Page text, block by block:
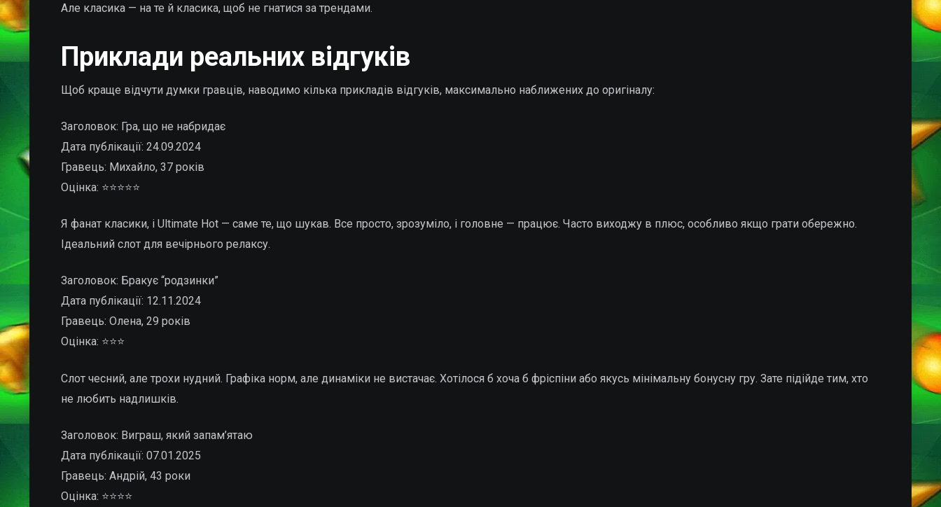
Але класика — на те й класика, щоб не гнатися за трендами.
Приклади реальних відгуків
Щоб краще відчути думки гравців, наводимо кілька прикладів відгуків, максимально наближених до оригіналу:
Заголовок: Гра, що не набридає
Дата публікації: 24.09.2024
Гравець: Михайло, 37 років
Оцінка: ⭐⭐⭐⭐⭐
Я фанат класики, і Ultimate Hot — саме те, що шукав. Все просто, зрозуміло, і головне — працює. Часто виходжу в плюс, особливо якщо грати обережно.
Ідеальний слот для вечірнього релаксу.
Заголовок: Бракує “родзинки”
Дата публікації: 12.11.2024
Гравець: Олена, 29 років
Оцінка: ⭐⭐⭐
Слот чесний, але трохи нудний. Графіка норм, але динаміки не вистачає. Хотілося б хоча б фріспіни або якусь мінімальну бонусну гру. Зате підійде тим, хто
не любить надлишків.
Заголовок: Виграш, який запам’ятаю
Дата публікації: 07.01.2025
Гравець: Андрій, 43 роки
Оцінка: ⭐⭐⭐⭐